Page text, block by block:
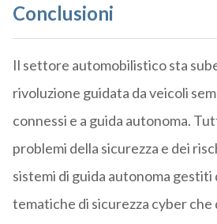
Conclusioni
Il settore automobilistico sta
rivoluzione guidata da veicoli
connessi e a guida autonoma.
problemi della sicurezza e dei
sistemi di guida autonoma gestiti
tematiche di sicurezza cyber che